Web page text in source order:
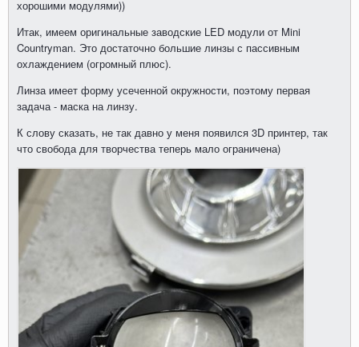
хорошими модулями))
Итак, имеем оригинальные заводские LED модули от Mini
Countryman. Это достаточно большие линзы с пассивным
охлаждением (огромный плюс).
Линза имеет форму усеченной окружности, поэтому первая
задача - маска на линзу.
К слову сказать, не так давно у меня появился 3D принтер, так
что свобода для творчества теперь мало ограничена)